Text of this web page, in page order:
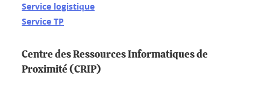
Service logistique
Service TP
Centre des Ressources Informatiques de
Proximité (CRIP)